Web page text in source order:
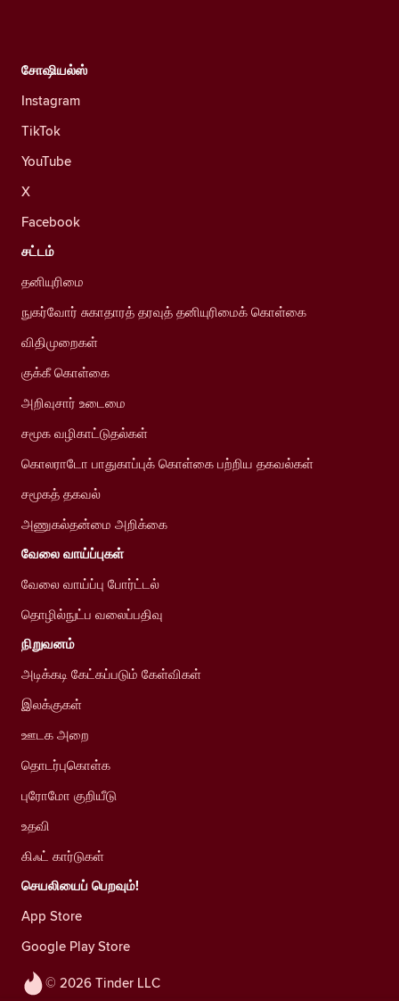
© 2026 Tinder LLC
சோஷியல்ஸ்
Instagram
TikTok
YouTube
X
Facebook
சட்டம்
தனியுரிமை
நுகர்வோர் சுகாதாரத் தரவுத் தனியுரிமைக் கொள்கை
விதிமுறைகள்
குக்கீ கொள்கை
அறிவுசார் உடைமை
சமூக வழிகாட்டுதல்கள்
கொலராடோ பாதுகாப்புக் கொள்கை பற்றிய தகவல்கள்
சமூகத் தகவல்
அணுகல்தன்மை அறிக்கை
வேலை வாய்ப்புகள்
வேலை வாய்ப்பு போர்ட்டல்
தொழில்நுட்ப வலைப்பதிவு
நிறுவனம்
அடிக்கடி கேட்கப்படும் கேள்விகள்
இலக்குகள்
ஊடக அறை
தொடர்புகொள்க
புரோமோ குறியீடு
உதவி
கிஃட் கார்டுகள்
செயலியைப் பெறவும்!
App Store
Google Play Store